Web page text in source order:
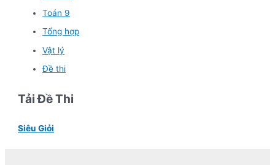
Toán 9
Tổng hợp
Vật lý
Đề thi
Tải Đề Thi
Siêu Giỏi